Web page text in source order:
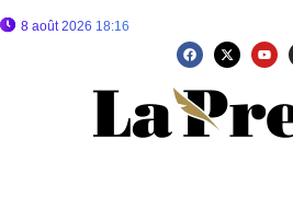
8 août 2026 18:16